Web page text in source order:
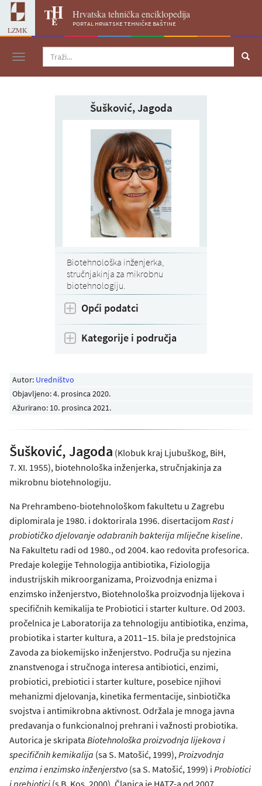
LZMK
Hrvatska tehnička enciklopedija
portal hrvatske tehničke baštine
Navigacija
Autor: Uredništvo
Objavljeno:4. prosinca 2020.
Ažurirano: 10. prosinca 2021.
Šušković, Jagoda (Klobuk kraj Ljubuškog, BiH,
7. XI. 1955), biotehnološka inženjerka, stručnjakinja za
mikrobnu biotehnologiju.
Na Prehrambeno-biotehnološkom fakultetu u Zagrebu
diplomirala je 1980. i doktorirala 1996. disertacijom Rast i
probiotičko djelovanje odabranih bakterija mliječne kiseline.
Na Fakultetu radi od 1980., od 2004. kao redovita profesorica.
Predaje kolegije Tehnologija antibiotika, Fiziologija
industrijskih mikroorganizama, Proizvodnja enizma i
enzimsko inženjerstvo, Biotehnološka proizvodnja lijekova i
specifičnih kemikalija te Probiotici i starter kulture. Od 2003.
pročelnica je Laboratorija za tehnologiju antibiotika, enzima,
probiotika i starter kultura, a 2011–15. bila je predstojnica
Zavoda za biokemijsko inženjerstvo. Područja su njezina
znanstvenoga i stručnoga interesa antibiotici, enzimi,
probiotici, prebiotici i starter kulture, posebice njihovi
mehanizmi djelovanja, kinetika fermentacije, sinbiotička
svojstva i antimikrobna aktivnost. Održala je mnoga javna
predavanja o funkcionalnoj prehrani i važnosti probiotika.
Autorica je skripata Biotehnološka proizvodnja lijekova i
specifičnih kemikalija (sa S. Matošić, 1999), Proizvodnja
enzima i enzimsko inženjerstvo (sa S. Matošić, 1999) i Probiotici
i prebiotici (s B. Kos, 2000). Članica je HATZ-a od 2007.
Šušković, Jagoda
Biotehnološka inženjerka,
stručnjakinja za mikrobnu
biotehnologiju.
Opći podatci
Kategorije i područja